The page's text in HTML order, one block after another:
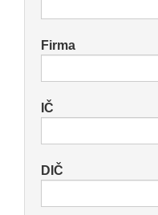
Firma
IČ
DIČ